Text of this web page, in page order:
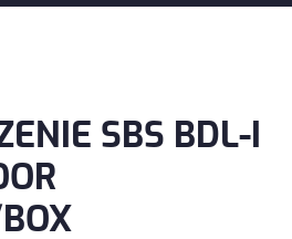
SBS BDL-I